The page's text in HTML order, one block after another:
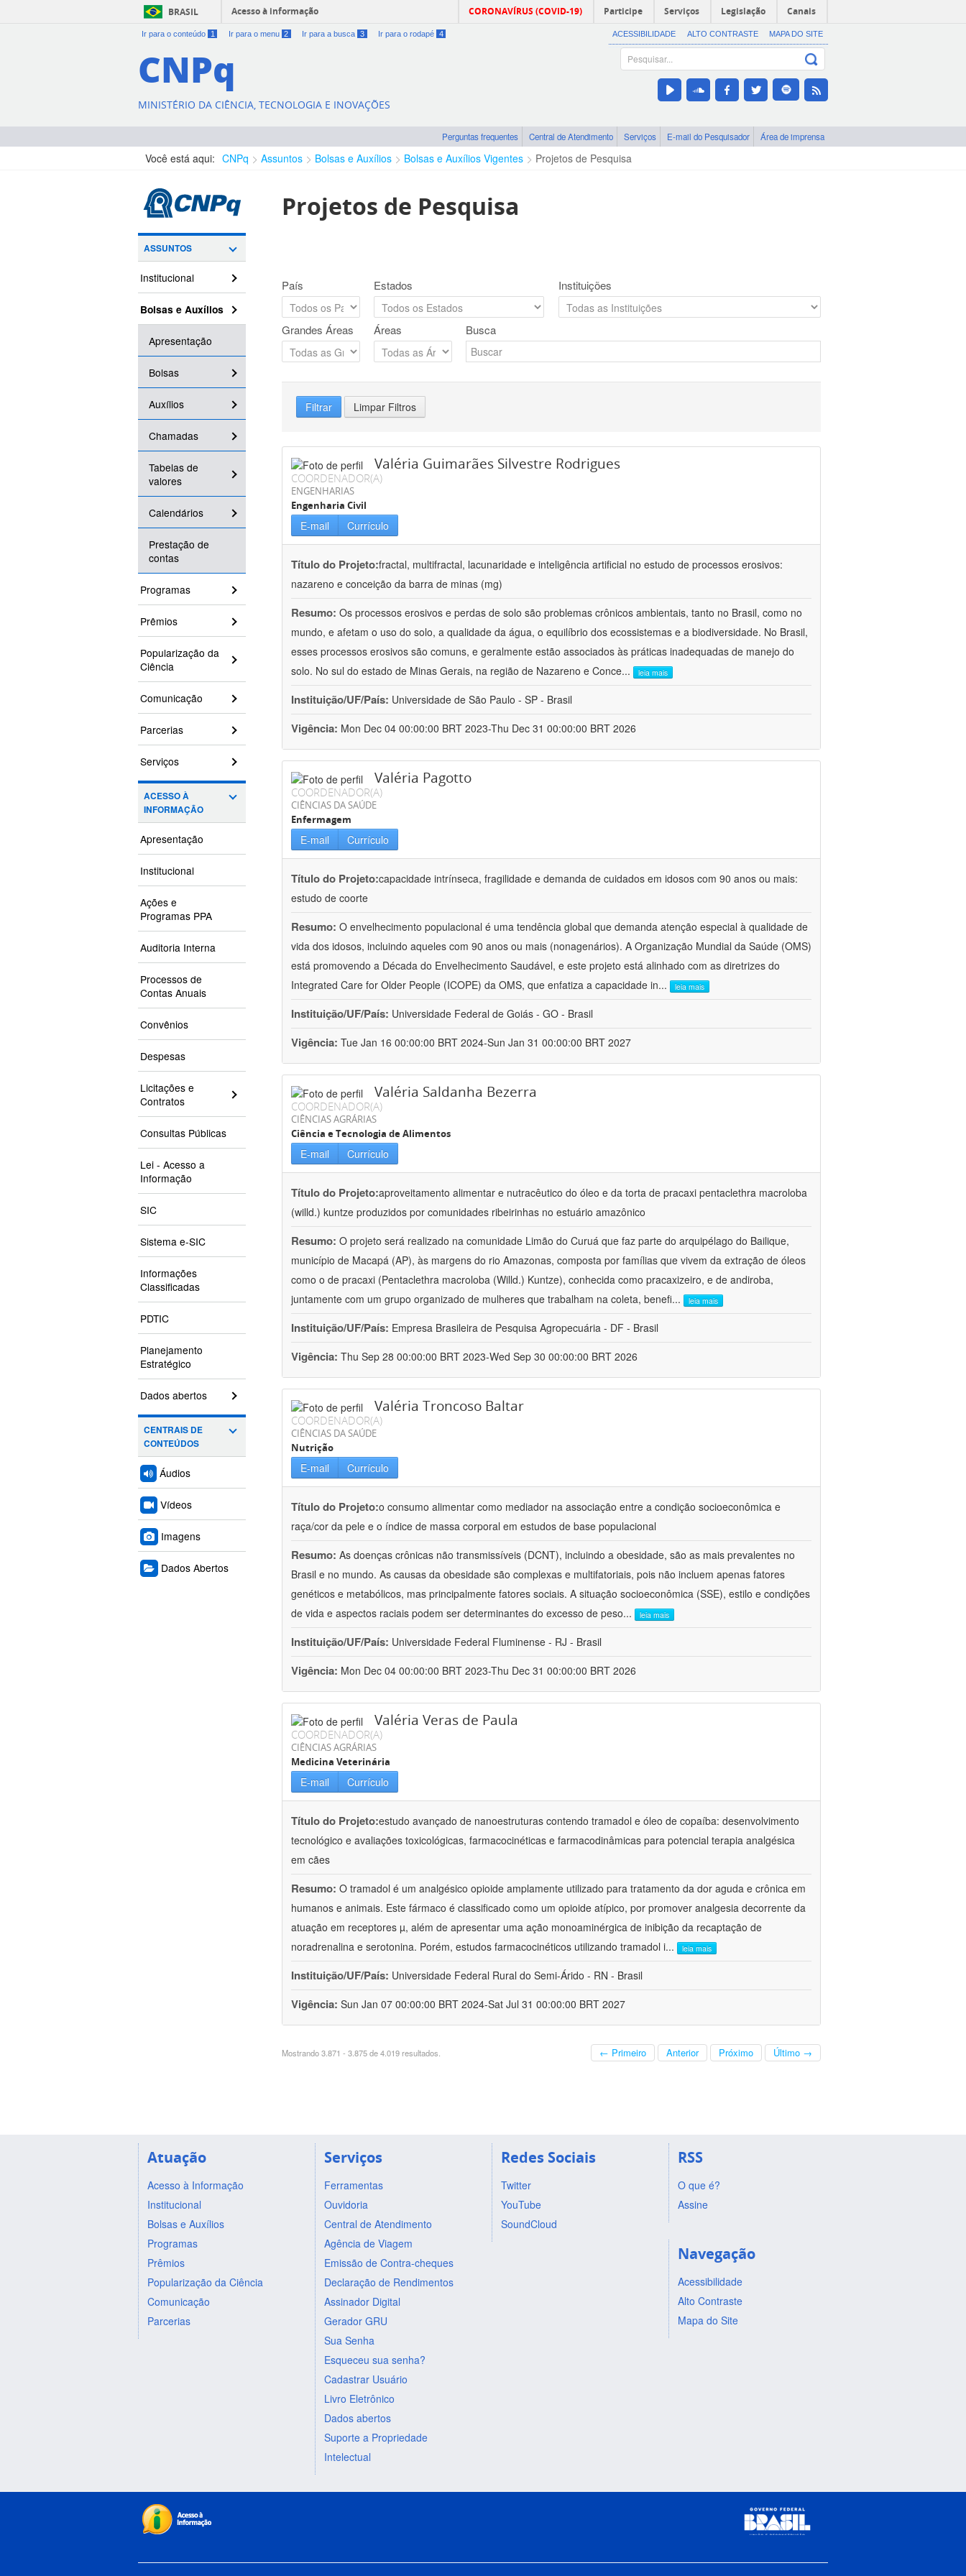
BRASIL Acesso à informação CORONAVÍRUS (COVID-19) Participe Serviços Legislação Canais
Ir para o conteúdo 1 Ir para o menu 2 Ir para a busca 3 Ir para o rodapé 4 ACESSIBILIDADE ALTO CONTRASTE MAPA DO SITE
CNPq
MINISTÉRIO DA CIÊNCIA, TECNOLOGIA E INOVAÇÕES
Perguntas frequentes Central de Atendimento Serviços E-mail do Pesquisador Área de imprensa
Você está aqui: CNPq Assuntos Bolsas e Auxílios Bolsas e Auxílios Vigentes Projetos de Pesquisa
ASSUNTOS
Institucional
Bolsas e Auxílios
Apresentação
Bolsas
Auxílios
Chamadas
Tabelas de
valores
Calendários
Prestação de
contas
Programas
Prêmios
Popularização da
Ciência
Comunicação
Parcerias
Serviços
ACESSO À
INFORMAÇÃO
Apresentação
Institucional
Ações e
Programas PPA
Auditoria Interna
Processos de
Contas Anuais
Convênios
Despesas
Licitações e
Contratos
Consultas Públicas
Lei - Acesso a
Informação
SIC
Sistema e-SIC
Informações
Classificadas
PDTIC
Planejamento
Estratégico
Dados abertos
CENTRAIS DE
CONTEÚDOS
Áudios
Vídeos
Imagens
Dados Abertos
Projetos de Pesquisa
País Estados Instituições
Grandes Áreas Áreas Busca
Filtrar Limpar Filtros
Valéria Guimarães Silvestre Rodrigues
COORDENADOR(A)
ENGENHARIAS
Engenharia Civil
E-mail Currículo
Título do Projeto:fractal, multifractal, lacunaridade e inteligência artificial no estudo de processos erosivos:
nazareno e conceição da barra de minas (mg)
Resumo: Os processos erosivos e perdas de solo são problemas crônicos ambientais, tanto no Brasil, como no
mundo, e afetam o uso do solo, a qualidade da água, o equilíbrio dos ecossistemas e a biodiversidade. No Brasil,
esses processos erosivos são comuns, e geralmente estão associados às práticas inadequadas de manejo do
solo. No sul do estado de Minas Gerais, na região de Nazareno e Conce... leia mais
Instituição/UF/País: Universidade de São Paulo - SP - Brasil
Vigência: Mon Dec 04 00:00:00 BRT 2023-Thu Dec 31 00:00:00 BRT 2026
Valéria Pagotto
COORDENADOR(A)
CIÊNCIAS DA SAÚDE
Enfermagem
E-mail Currículo
Título do Projeto:capacidade intrínseca, fragilidade e demanda de cuidados em idosos com 90 anos ou mais:
estudo de coorte
Resumo: O envelhecimento populacional é uma tendência global que demanda atenção especial à qualidade de
vida dos idosos, incluindo aqueles com 90 anos ou mais (nonagenários). A Organização Mundial da Saúde (OMS)
está promovendo a Década do Envelhecimento Saudável, e este projeto está alinhado com as diretrizes do
Integrated Care for Older People (ICOPE) da OMS, que enfatiza a capacidade in... leia mais
Instituição/UF/País: Universidade Federal de Goiás - GO - Brasil
Vigência: Tue Jan 16 00:00:00 BRT 2024-Sun Jan 31 00:00:00 BRT 2027
Valéria Saldanha Bezerra
COORDENADOR(A)
CIÊNCIAS AGRÁRIAS
Ciência e Tecnologia de Alimentos
E-mail Currículo
Título do Projeto:aproveitamento alimentar e nutracêutico do óleo e da torta de pracaxi pentaclethra macroloba
(willd.) kuntze produzidos por comunidades ribeirinhas no estuário amazônico
Resumo: O projeto será realizado na comunidade Limão do Curuá que faz parte do arquipélago do Bailique,
município de Macapá (AP), às margens do rio Amazonas, composta por famílias que vivem da extração de óleos
como o de pracaxi (Pentaclethra macroloba (Willd.) Kuntze), conhecida como pracaxizeiro, e de andiroba,
juntamente com um grupo organizado de mulheres que trabalham na coleta, benefi... leia mais
Instituição/UF/País: Empresa Brasileira de Pesquisa Agropecuária - DF - Brasil
Vigência: Thu Sep 28 00:00:00 BRT 2023-Wed Sep 30 00:00:00 BRT 2026
Valéria Troncoso Baltar
COORDENADOR(A)
CIÊNCIAS DA SAÚDE
Nutrição
E-mail Currículo
Título do Projeto:o consumo alimentar como mediador na associação entre a condição socioeconômica e
raça/cor da pele e o índice de massa corporal em estudos de base populacional
Resumo: As doenças crônicas não transmissíveis (DCNT), incluindo a obesidade, são as mais prevalentes no
Brasil e no mundo. As causas da obesidade são complexas e multifatoriais, pois não incluem apenas fatores
genéticos e metabólicos, mas principalmente fatores sociais. A situação socioeconômica (SSE), estilo e condições
de vida e aspectos raciais podem ser determinantes do excesso de peso... leia mais
Instituição/UF/País: Universidade Federal Fluminense - RJ - Brasil
Vigência: Mon Dec 04 00:00:00 BRT 2023-Thu Dec 31 00:00:00 BRT 2026
Valéria Veras de Paula
COORDENADOR(A)
CIÊNCIAS AGRÁRIAS
Medicina Veterinária
E-mail Currículo
Título do Projeto:estudo avançado de nanoestruturas contendo tramadol e óleo de copaíba: desenvolvimento
tecnológico e avaliações toxicológicas, farmacocinéticas e farmacodinâmicas para potencial terapia analgésica
em cães
Resumo: O tramadol é um analgésico opioide amplamente utilizado para tratamento da dor aguda e crônica em
humanos e animais. Este fármaco é classificado como um opioide atípico, por promover analgesia decorrente da
atuação em receptores µ, além de apresentar uma ação monoaminérgica de inibição da recaptação de
noradrenalina e serotonina. Porém, estudos farmacocinéticos utilizando tramadol i... leia mais
Instituição/UF/País: Universidade Federal Rural do Semi-Árido - RN - Brasil
Vigência: Sun Jan 07 00:00:00 BRT 2024-Sat Jul 31 00:00:00 BRT 2027
Mostrando 3.871 - 3.875 de 4.019 resultados. ← Primeiro Anterior Próximo Último →
Atuação
Acesso à Informação
Institucional
Bolsas e Auxílios
Programas
Prêmios
Popularização da Ciência
Comunicação
Parcerias
Serviços
Ferramentas
Ouvidoria
Central de Atendimento
Agência de Viagem
Emissão de Contra-cheques
Declaração de Rendimentos
Assinador Digital
Gerador GRU
Sua Senha
Esqueceu sua senha?
Cadastrar Usuário
Livro Eletrônico
Dados abertos
Suporte a Propriedade
Intelectual
Redes Sociais
Twitter
YouTube
SoundCloud
RSS
O que é?
Assine
Navegação
Acessibilidade
Alto Contraste
Mapa do Site